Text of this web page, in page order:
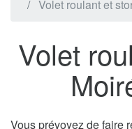
Volet roulant et
Volet
Vous prévoyez de faire